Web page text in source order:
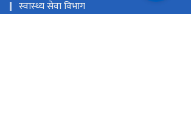
स्वास्थ्य सेवा विभाग